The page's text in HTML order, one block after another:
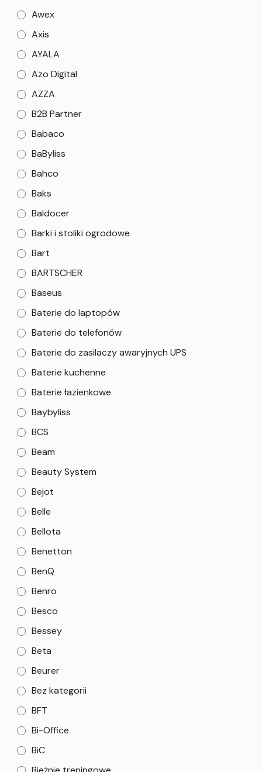
Awex
Axis
AYALA
Azo Digital
AZZA
B2B Partner
Babaco
BaByliss
Bahco
Baks
Baldocer
Barki i stoliki ogrodowe
Bart
BARTSCHER
Baseus
Baterie do laptopów
Baterie do telefonów
Baterie do zasilaczy awaryjnych UPS
Baterie kuchenne
Baterie łazienkowe
Baybyliss
BCS
Beam
Beauty System
Bejot
Belle
Bellota
Benetton
BenQ
Benro
Besco
Bessey
Beta
Beurer
Bez kategorii
BFT
Bi-Office
BiC